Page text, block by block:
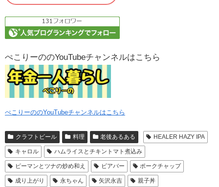
ぺこりーののYouTubeチャンネルはこちら
ぺこりーののYouTubeチャンネルはこちら
クラフトビール 料理 老後あるある HEALER HAZY IPA
キャロル ハムライスとチキントマト煮込み
ピーマンとツナの炒め和え ビアバー ポークチャップ
成り上がり 永ちゃん 矢沢永吉 親子丼